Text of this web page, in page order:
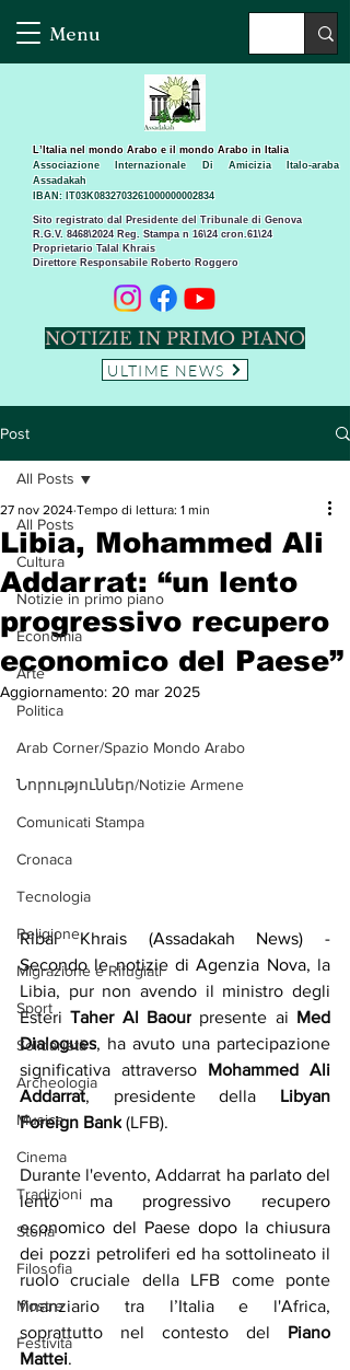
Menu
Sito registrato dal Presidente del Tribunale di Genova
R.G.V. 8468\2024 Reg. Stampa n 16\24 cron.61\24 ​
Proprietario Talal Khrais
Direttore Responsabile Roberto Roggero
L’Italia nel mondo Arabo e il mondo Arabo in Italia
Associazione Internazionale Di Amicizia Italo-araba
Assadakah
IBAN: IT03K0832703261000000002834
NOTIZIE IN PRIMO PIANO
ULTIME NEWS
Post
All Posts
Cultura
Notizie in primo piano
Economia
Arte
Politica
Arab Corner/Spazio Mondo Arabo
Նորություններ/Notizie Armene
Comunicati Stampa
Cronaca
Tecnologia
Religione
Migrazione e Rifugiati
Sport
Solidarietà
Archeologia
Musica
Cinema
Tradizioni
Storia
Filosofia
Mostre
Festività
All Posts
Libia, Mohammed Ali
Addarrat: “un lento
progressivo recupero
economico del Paese”
27 nov 2024 Tempo di lettura: 1 min
Aggiornamento: 20 mar 2025
Ribal Khrais (Assadakah News) -
Secondo le notizie di Agenzia Nova, la
Libia, pur non avendo il ministro degli
Esteri Taher Al Baour presente ai Med
Dialogues, ha avuto una partecipazione
significativa attraverso Mohammed Ali
Addarrat, presidente della Libyan
Foreign Bank (LFB).
Durante l'evento, Addarrat ha parlato del
lento ma progressivo recupero
economico del Paese dopo la chiusura
dei pozzi petroliferi ed ha sottolineato il
ruolo cruciale della LFB come ponte
finanziario tra l’Italia e l'Africa,
soprattutto nel contesto del Piano
Mattei.